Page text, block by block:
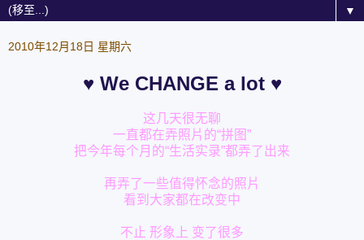
▼
2010年12月18日 星期六
♥ We CHANGE a lot ♥
这几天很无聊
一直都在弄照片的“拼图”
把今年每个月的“生活实录”都弄了出来
再弄了一些值得怀念的照片
看到大家都在改变中
不止 形象上 变了很多